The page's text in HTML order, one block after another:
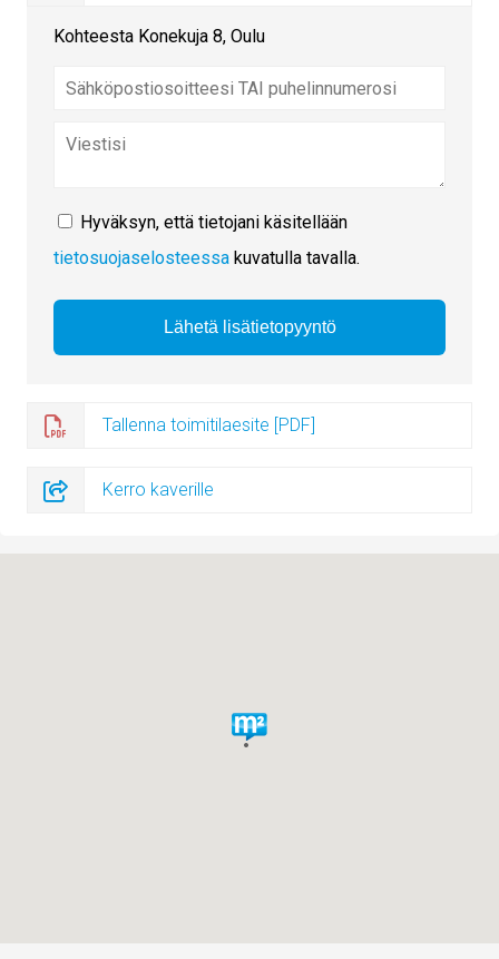
Kohteesta Konekuja 8, Oulu
Hyväksyn, että tietojani käsitellään
tietosuojaselosteessa kuvatulla tavalla.
Tallenna toimitilaesite [PDF]
Kerro kaverille